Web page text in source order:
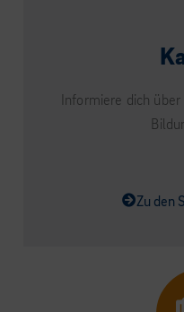
Informiere dich
Zu den